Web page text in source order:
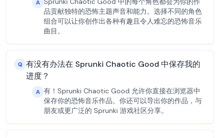
A
品贡献独特的恐怖主题声音和能力。选择不同的角色
组合可以让你创作出各种有趣且令人难忘的恐怖音乐
曲目。
Q 有没有办法在 Sprunki Chaotic Good 中保存我的
进度？
A 有！Sprunki Chaotic Good 允许你直接在浏览器中
保存你的恐怖音乐作品。你还可以导出你的作品，与
朋友或更广泛的 Sprunki 游戏社区分享。